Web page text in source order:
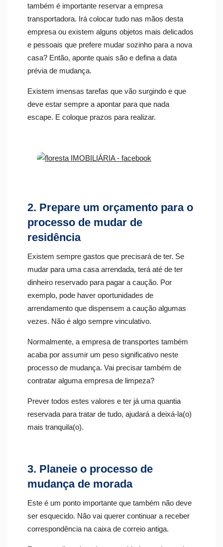
também é importante reservar a empresa
transportadora. Irá colocar tudo nas mãos desta
empresa ou existem alguns objetos mais delicados
e pessoais que prefere mudar sozinho para a nova
casa? Então, aponte quais são e defina a data
prévia de mudança.
Existem imensas tarefas que vão surgindo e que
deve estar sempre a apontar para que nada
escape. E coloque prazos para realizar.
2. Prepare um orçamento para o
processo de mudar de
residência
Existem sempre gastos que precisará de ter. Se
mudar para uma casa arrendada, terá até de ter
dinheiro reservado para pagar a caução. Por
exemplo, pode haver oportunidades de
arrendamento que dispensem a caução algumas
vezes. Não é algo sempre vinculativo.
Normalmente, a empresa de transportes também
acaba por assumir um peso significativo neste
processo de mudança. Vai precisar também de
contratar alguma empresa de limpeza?
Prever todos estes valores e ter já uma quantia
reservada para tratar de tudo, ajudará a deixá-la(o)
mais tranquila(o).
3. Planeie o processo de
mudança de morada
Este é um ponto importante que também não deve
ser esquecido. Não vai querer continuar a receber
correspondência na caixa de correio antiga.